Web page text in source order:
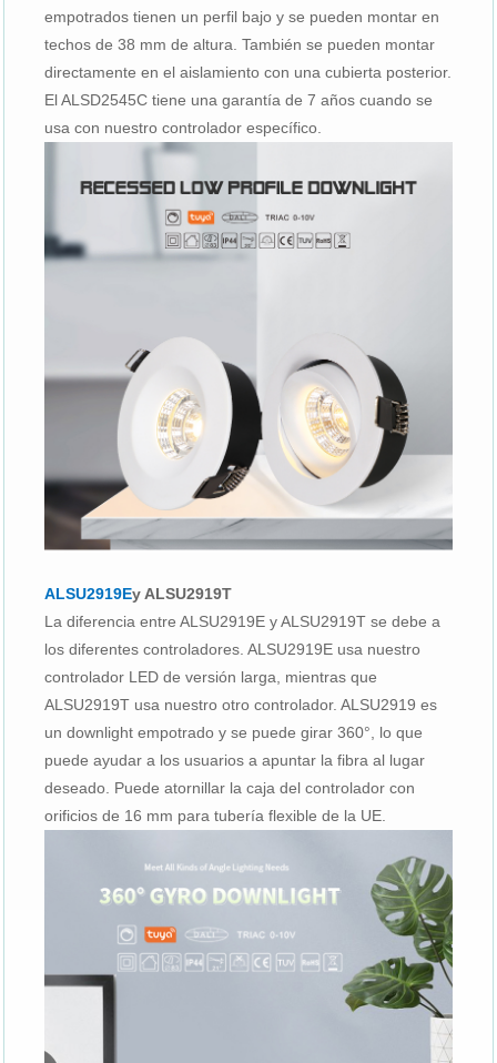
empotrados tienen un perfil bajo y se pueden montar en
techos de 38 mm de altura. También se pueden montar
directamente en el aislamiento con una cubierta posterior.
El ALSD2545C tiene una garantía de 7 años cuando se
usa con nuestro controlador específico.
ALSU2919Ey ALSU2919T
La diferencia entre ALSU2919E y ALSU2919T se debe a
los diferentes controladores. ALSU2919E usa nuestro
controlador LED de versión larga, mientras que
ALSU2919T usa nuestro otro controlador. ALSU2919 es
un downlight empotrado y se puede girar 360°, lo que
puede ayudar a los usuarios a apuntar la fibra al lugar
deseado. Puede atornillar la caja del controlador con
orificios de 16 mm para tubería flexible de la UE.